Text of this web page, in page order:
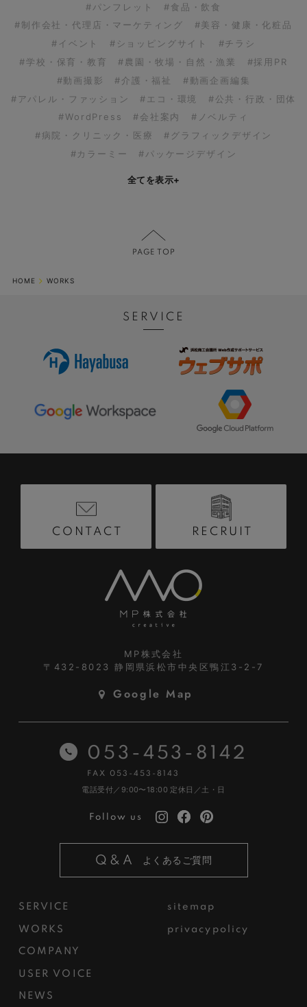
#パンフレット
#食品・飲食
#制作会社・代理店・マーケティング
#美容・健康・化粧品
#イベント
#ショッピングサイト
#チラシ
#学校・保育・教育
#農園・牧場・自然・漁業
#採用PR
#動画撮影
#介護・福祉
#動画企画編集
#アパレル・ファッション
#エコ・環境
#公共・行政・団体
#WordPress
#会社案内
#ノベルティ
#病院・クリニック・医療
#グラフィックデザイン
#カラーミー
#パッケージデザイン
全てを表示+
HOME WORKS
SERVICE
CONTACT RECRUIT
MP株式会社
〒432-8023静岡県浜松市中央区鴨江3-2-7
Google Map
SERVICE
WORKS
COMPANY
USER VOICE
NEWS
sitemap
privacypolicy
053-453-8142
FAX 053-453-8143
電話受付／9:00〜18:00 定休日／土・日
Follow us
Q&A よくあるご質問